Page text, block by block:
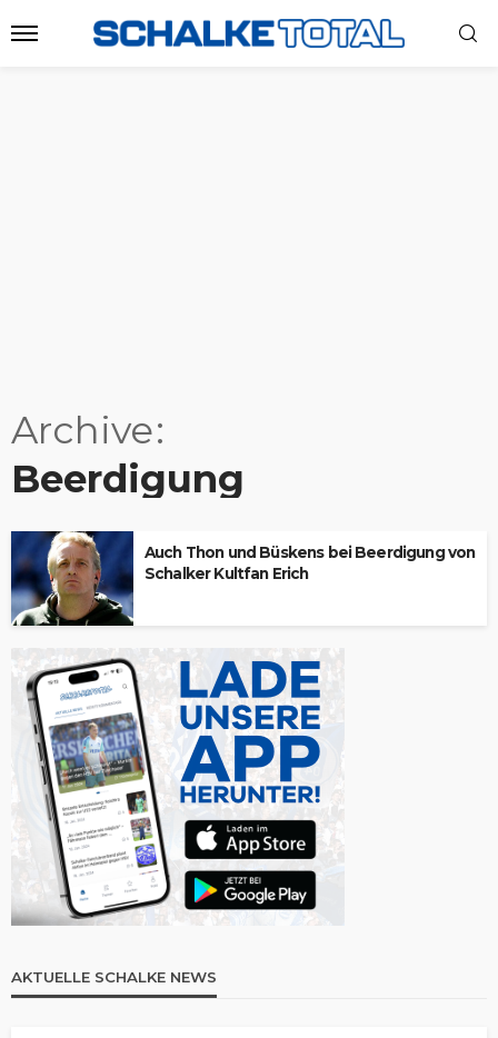
Archive
Beerdigung
Auch Thon und Büskens bei Beerdigung von
Schalker Kultfan Erich
AKTUELLE SCHALKE NEWS